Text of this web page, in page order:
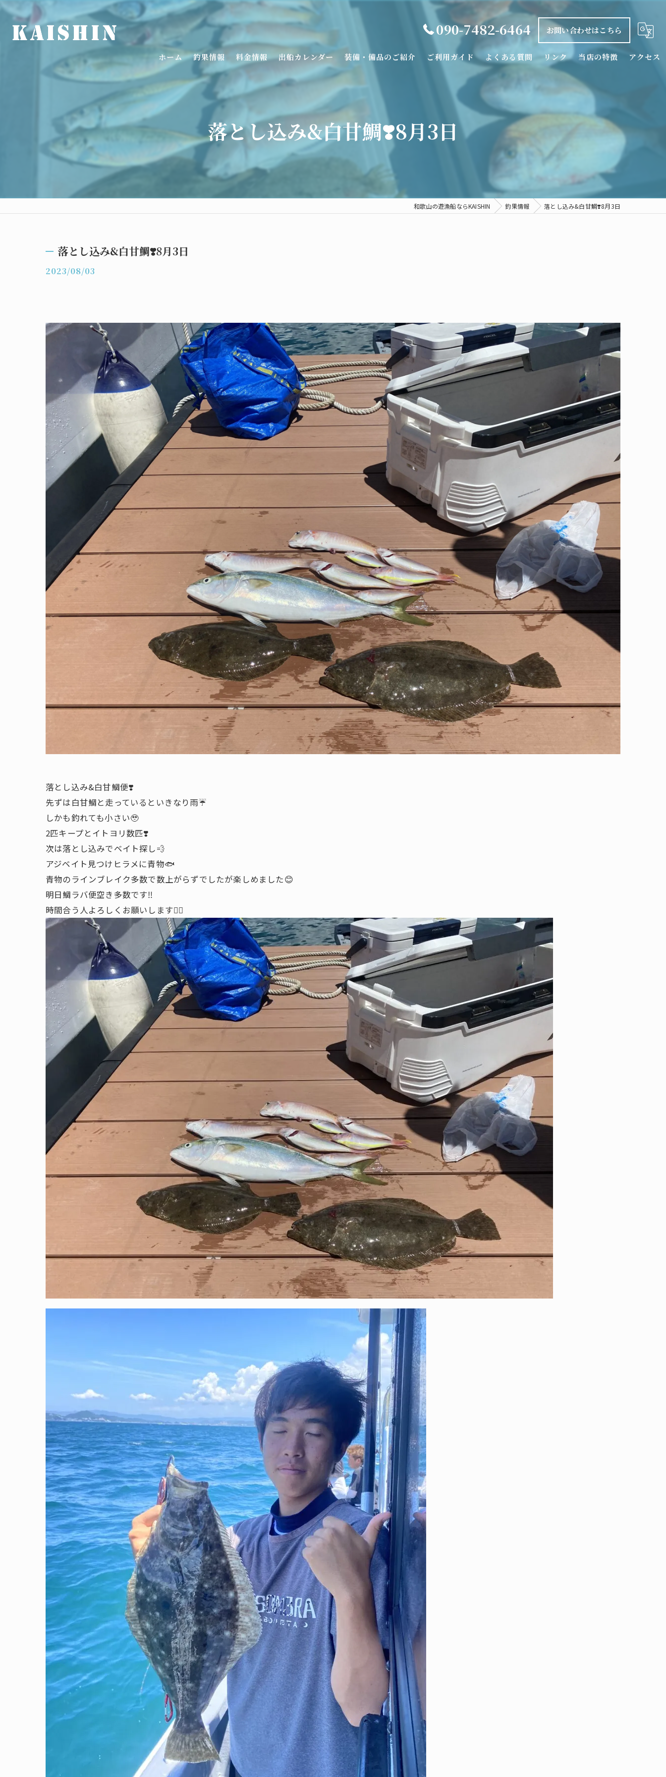
090-7482-6464 お問い合わせはこちら
ホーム 釣果情報 料金情報 出船カレンダー 装備・備品のご紹介 ご利用ガイド よくある質問 リンク 当店の特徴
釣り船
タイラバ
シロアマダイ
アクセス
落とし込み&白甘鯛❣️8月3日
和歌山の遊漁船ならKAISHIN 釣果情報 落とし込み&白甘鯛❣️8月3日
落とし込み&白甘鯛❣️8月3日
2023/08/03
落とし込み&白甘鯛便❣️
先ずは白甘鯛と走っているといきなり雨☔️
しかも釣れても小さい🥹
2匹キープとイトヨリ数匹❣️
次は落とし込みでベイト探し💨
アジベイト見つけヒラメに青物🐟
青物のラインブレイク多数で数上がらずでしたが楽しめました😊
明日鯛ラバ便空き多数です‼️
時間合う人よろしくお願いします🙇‍♂️